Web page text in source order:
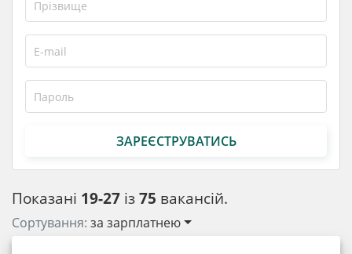
Показані 19-27 із75 вакансій.
Сортування: за зарплатнею
ЗАРЕЄСТРУВАТИСЬ